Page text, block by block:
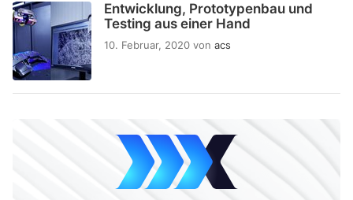
Entwicklung, Prototypenbau und
Testing aus einer Hand
10. Februar, 2020 von acs